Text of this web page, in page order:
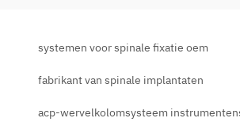
systemen voor spinale fixatie oem
fabrikant van spinale implantaten
acp-wervelkolomsysteem